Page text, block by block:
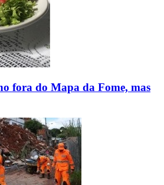
fora do Mapa da Fome, mas